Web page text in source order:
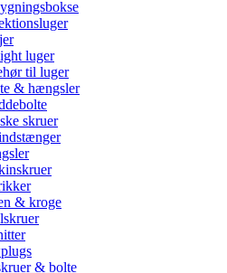
luger
til luger
& hængsler
skruer
& kroge
& bolte